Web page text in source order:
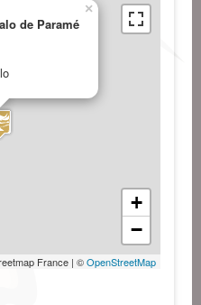
de Paramé
×
+
−
France | ©OpenStreetMap